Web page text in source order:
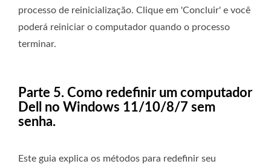
processo de reinicialização. Clique em 'Concluir' e você
poderá reiniciar o computador quando o processo
terminar.
Parte 5. Como redefinir um computador
Dell no Windows 11/10/8/7 sem
senha.
Este guia explica os métodos para redefinir seu